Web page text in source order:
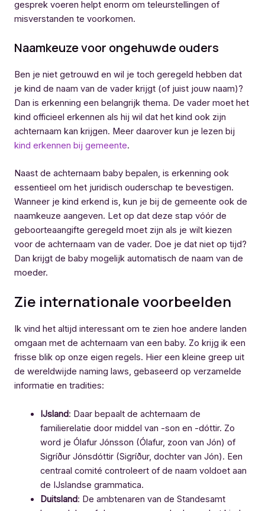
gesprek voeren helpt enorm om teleurstellingen of
misverstanden te voorkomen.
Naamkeuze voor ongehuwde ouders
Ben je niet getrouwd en wil je toch geregeld hebben dat
je kind de naam van de vader krijgt (of juist jouw naam)?
Dan is erkenning een belangrijk thema. De vader moet het
kind officieel erkennen als hij wil dat het kind ook zijn
achternaam kan krijgen. Meer daarover kun je lezen bij
kind erkennen bij gemeente.
Naast de achternaam baby bepalen, is erkenning ook
essentieel om het juridisch ouderschap te bevestigen.
Wanneer je kind erkend is, kun je bij de gemeente ook de
naamkeuze aangeven. Let op dat deze stap vóór de
geboorteaangifte geregeld moet zijn als je wilt kiezen
voor de achternaam van de vader. Doe je dat niet op tijd?
Dan krijgt de baby mogelijk automatisch de naam van de
moeder.
Zie internationale voorbeelden
Ik vind het altijd interessant om te zien hoe andere landen
omgaan met de achternaam van een baby. Zo krijg ik een
frisse blik op onze eigen regels. Hier een kleine greep uit
de wereldwijde naming laws, gebaseerd op verzamelde
informatie en tradities:
IJsland: Daar bepaalt de achternaam de
familierelatie door middel van -son en -dóttir. Zo
word je Ólafur Jónsson (Ólafur, zoon van Jón) of
Sigríður Jónsdóttir (Sigríður, dochter van Jón). Een
centraal comité controleert of de naam voldoet aan
de IJslandse grammatica.
Duitsland: De ambtenaren van de Standesamt